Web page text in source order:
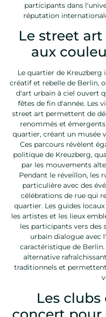
participants dans
réputation
Le street
aux
Le quartier de
créatif et rebelle de Berlin,
d'art urbain à ciel ouvert
fêtes de fin d'année. Les
street art permettent de
renommés et
quartier, créant un musée
Ces parcours révèlent
politique de Kreuzberg,
par les mouvements
Pendant le réveillon, les
particulière avec des
célébrations de rue qui
quartier. Les guides
les artistes et les lieux
les participants vers des
urbain dialogue avec
caractéristique de
alternative
traditionnels et
Les clubs